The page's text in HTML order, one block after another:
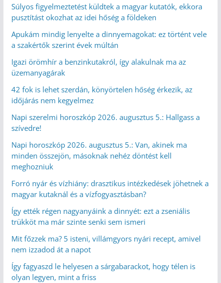
Súlyos figyelmeztetést küldtek a magyar kutatók, ekkora
pusztítást okozhat az idei hőség a földeken
Apukám mindig lenyelte a dinnyemagokat: ez történt vele
a szakértők szerint évek múltán
Igazi örömhír a benzinkutakról, így alakulnak ma az
üzemanyagárak
42 fok is lehet szerdán, könyörtelen hőség érkezik, az
időjárás nem kegyelmez
Napi szerelmi horoszkóp 2026. augusztus 5.: Hallgass a
szívedre!
Napi horoszkóp 2026. augusztus 5.: Van, akinek ma
minden összejön, másoknak nehéz döntést kell
meghozniuk
Forró nyár és vízhiány: drasztikus intézkedések jöhetnek a
magyar kutaknál és a vízfogyasztásban?
Így ették régen nagyanyáink a dinnyét: ezt a zseniális
trükköt ma már szinte senki sem ismeri
Mit főzzek ma? 5 isteni, villámgyors nyári recept, amivel
nem izzadod át a napot
Így fagyaszd le helyesen a sárgabarackot, hogy télen is
olyan legyen, mint a friss